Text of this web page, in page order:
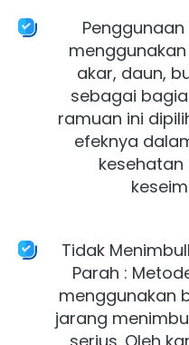
Penggunaan
akar, daun,
sebagai
ramuan ini
efeknya
Tidak
Parah :
menggunakan
jarang